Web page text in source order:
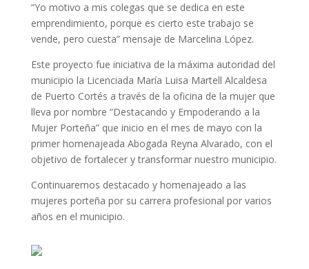
“Yo motivo a mis colegas que se dedica en este
emprendimiento, porque es cierto este trabajo se
vende, pero cuesta” mensaje de Marcelina López.
Este proyecto fue iniciativa de la máxima autoridad del
municipio la Licenciada María Luisa Martell Alcaldesa
de Puerto Cortés a través de la oficina de la mujer que
lleva por nombre “Destacando y Empoderando a la
Mujer Porteña” que inicio en el mes de mayo con la
primer homenajeada Abogada Reyna Alvarado, con el
objetivo de fortalecer y transformar nuestro municipio.
Continuaremos destacado y homenajeado a las
mujeres porteña por su carrera profesional por varios
años en el municipio.